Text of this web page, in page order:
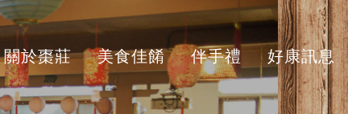
關於棗莊 美食佳餚 伴手禮 好康訊息